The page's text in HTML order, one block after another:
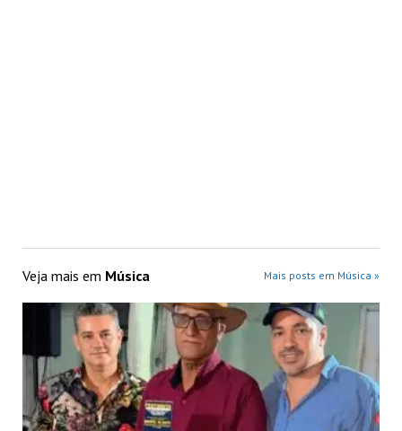
Veja mais em Música Mais posts em Música »